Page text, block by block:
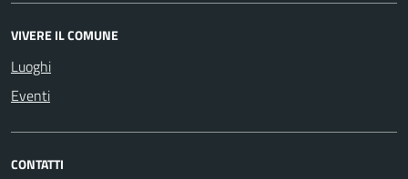
VIVERE IL COMUNE
Luoghi
Eventi
CONTATTI